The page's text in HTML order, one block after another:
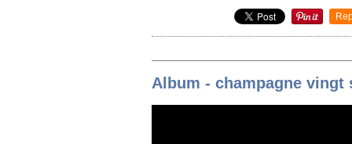
Album - champagne vingt